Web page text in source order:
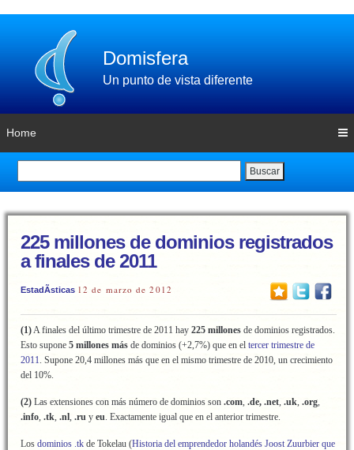
Domisfera
Un punto de vista diferente
Home
Buscar
225 millones de dominios registrados
a finales de 2011
EstadÃ­sticas 12 de marzo de 2012
(1)A finales del último trimestre de 2011 hay 225 millones de dominios registrados.
Esto supone 5 millones más de dominios (+2,7%) que en el tercer trimestre de
2011. Supone 20,4 millones más que en el mismo trimestre de 2010, un crecimiento
del 10%.
(2) Las extensiones con más número de dominios son .com, .de, .net, .uk, .org,
.info, .tk, .nl, .ru y eu. Exactamente igual que en el anterior trimestre.
Los dominios .tk de Tokelau (Historia del emprendedor holandés Joost Zuurbier que